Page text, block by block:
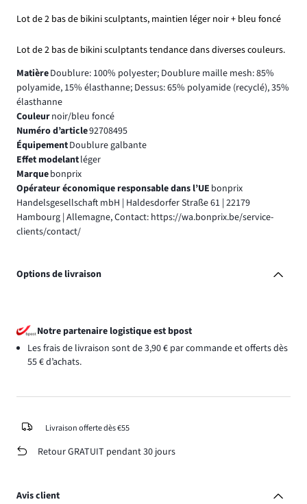
Lot de 2 bas de bikini sculptants, maintien léger noir + bleu foncé
Lot de 2 bas de bikini sculptants tendance dans diverses couleurs.
MatièreDoublure: 100% polyester; Doublure maille mesh: 85%
polyamide, 15% élasthanne; Dessus: 65% polyamide (recyclé), 35%
élasthanne
Couleurnoir/bleu foncé
Numéro d’article92708495
ÉquipementDoublure galbante
Effet modelantléger
Marquebonprix
Opérateur économique responsable dans l’UE bonprix
Handelsgesellschaft mbH | Haldesdorfer Straße 61 | 22179
Hambourg | Allemagne, Contact: https://wa.bonprix.be/service-
clients/contact/
Options de livraison
Notre partenaire logistique est bpost
Les frais de livraison sont de 3,90 € par commande et offerts dès
55 € d’achats.
Livraison offerte dès €55
Retour GRATUIT pendant 30 jours
Avis client